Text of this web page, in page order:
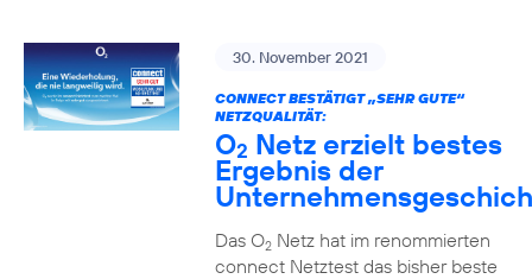
30. November 2021
CONNECT BESTÄTIGT „SEHR GUTE“
NETZQUALITÄT:
O2 Netz erzielt bestes
Ergebnis der
Das O2Netz hat im renommierten
connect Netztest das bisher beste